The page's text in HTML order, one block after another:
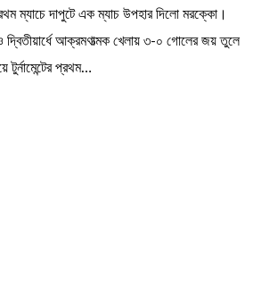
ম্যাচে দাপুটে এক ম্যাচ উপহার দিলো মরক্কো।
দ্বিতীয়ার্ধে আক্রমণাত্মক খেলায় ৩-০ গোলের জয় তুলে
প্রথম…